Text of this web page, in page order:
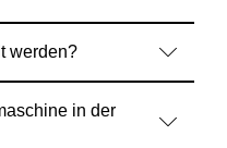
werden?
in der